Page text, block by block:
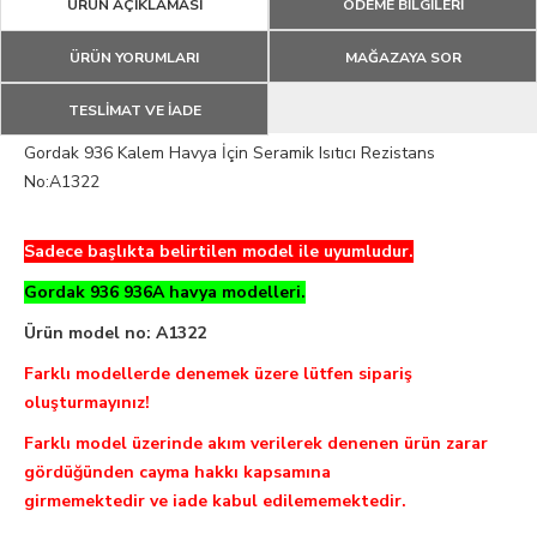
ÜRÜN AÇIKLAMASI ÖDEME BİLGİLERİ
ÜRÜN YORUMLARI MAĞAZAYA SOR
TESLİMAT VE İADE
Gordak 936 Kalem Havya İçin Seramik Isıtıcı Rezistans
No:A1322
Sadece başlıkta belirtilen model ile uyumludur.
Gordak 936 936A havya modelleri.
Ürün model no: A1322
Farklı modellerde denemek üzere lütfen sipariş
oluşturmayınız!
Farklı model üzerinde akım verilerek denenen ürün zarar
gördüğünden cayma hakkı kapsamına
girmemektedir ve iade kabul edilememektedir.